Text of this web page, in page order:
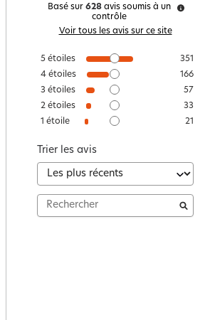
Basé sur 628 avis soumis à un
contrôle
Voir tous les avis sur ce site
5 étoiles
351
4 étoiles
166
3 étoiles
57
2 étoiles
33
1 étoile 21
Trier les avis